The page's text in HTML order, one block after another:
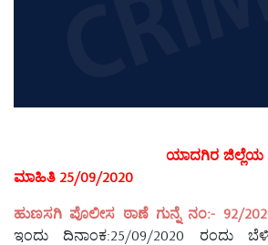
ಯಾದಗಿರ ಜಿಲ್ಲೆಯ
ಮಾಹಿತಿ 25/09/2020
ಹುಣಸಗಿ ಪೊಲೀಸ ಠಾಣೆ ಗುನ್ನೆ ನಂ:- 92/
ಇಂದು ದಿನಾಂಕ:25/09/2020 ರಂದು